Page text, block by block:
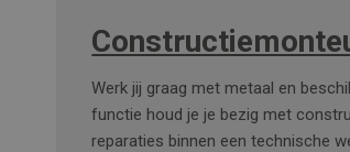
Werk jij graag met metaal en
functie houd je je bezig met
reparaties binnen een technische